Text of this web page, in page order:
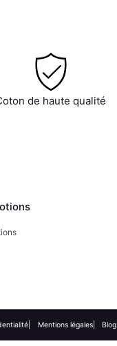
de haute qualité
Mentions légales Blog